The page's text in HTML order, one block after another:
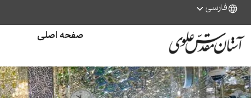
فارسی
صفحه اصلی